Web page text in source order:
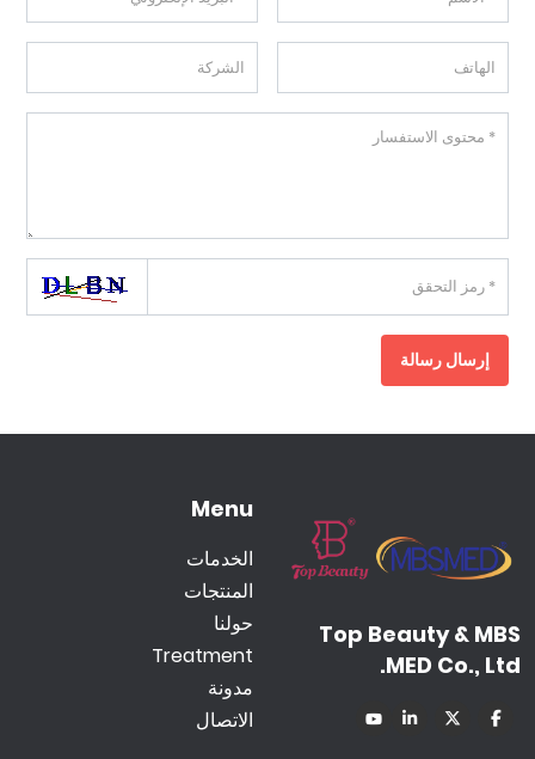
إرسال رسالة
Top Beauty & MBS
MED Co., Ltd.
Menu
الخدمات
المنتجات
حولنا
Treatment
مدونة
الاتصال